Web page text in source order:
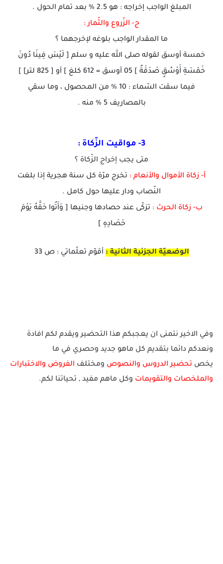
المبلغ الواجب إخراجه : هو 2.5 % بعد تمام الحول .
ج- الزّروع والثّمار :
ما المقدار الواجب بلوغه لإخرجهما ؟
خمسة أوسق لقوله صلى الله عليه و سلم [ لَيْسَ فِينَا دُونَ
خَمْسَةِ أَوْسُقٍ صَدَقَةٌ ] 05 أوسق = 612 كلغ ] أو [ 825 لتر] ]
فيما سقت السّماء : 10 % من المحصول ، وما سقي
بالمصاريف 5 % منه .
3- مواقيت الزّكاة :
متى يجب إخراج الزّكاة ؟
أ- زكاة الأموال والأنعام : تخرج مرّة كل سنة هجرية إذا بلغت
النّصاب ودار عليها حول كامل .
ب- زكاة الحرث : تزكّى عند حصادها وجنيها [ وَآَتُوا حَقَّهُ يَوْمَ
حَصَادِهِ ]
الوضعيّة الجزئية الثانية : أقوّم تعلّماتي : ص 33
وفي الاخير نتمنى ان يعجبكم هذا التحضير ويقدم لكم افادة
ونعدكم دائما بتقديم كل ماهو جديد وحصري في ما
يخص تحضير الدروس والنصوص ومختلف الفروض والاختبارات
والملخصات والتقويمات وكل ماهم مفيد , تحياتنا لكم.